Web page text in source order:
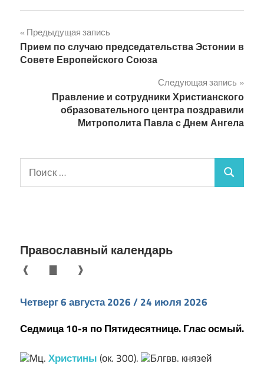
Навигация
по
Предыдущая запись
Прием по случаю председательства Эстонии в
Совете Европейского Союза
Следующая запись
Правление и сотрудники Христианского
образовательного центра поздравили
Митрополита Павла с Днем Ангела
Поиск
для:
Поиск
Православный календарь
❰ ❱
Четверг 6 августа 2026 / 24 июля 2026
Седмица 10-я по Пятидесятнице. Глас осмый.
Мц.Христины(ок. 300).
Блгвв. князей